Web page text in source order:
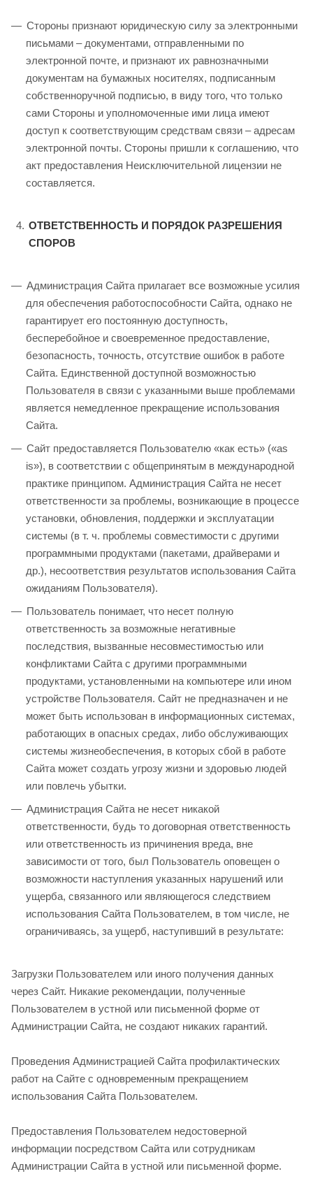
Стороны признают юридическую силу за электронными
письмами – документами, отправленными по
электронной почте, и признают их равнозначными
документам на бумажных носителях, подписанным
собственноручной подписью, в виду того, что только
сами Стороны и уполномоченные ими лица имеют
доступ к соответствующим средствам связи – адресам
электронной почты. Стороны пришли к соглашению, что
акт предоставления Неисключительной лицензии не
составляется.
ОТВЕТСТВЕННОСТЬ И ПОРЯДОК РАЗРЕШЕНИЯ
СПОРОВ
Администрация Сайта прилагает все возможные усилия
для обеспечения работоспособности Сайта, однако не
гарантирует его постоянную доступность,
бесперебойное и своевременное предоставление,
безопасность, точность, отсутствие ошибок в работе
Сайта. Единственной доступной возможностью
Пользователя в связи с указанными выше проблемами
является немедленное прекращение использования
Сайта.
Сайт предоставляется Пользователю «как есть» («as
is»), в соответствии с общепринятым в международной
практике принципом. Администрация Сайта не несет
ответственности за проблемы, возникающие в процессе
установки, обновления, поддержки и эксплуатации
системы (в т. ч. проблемы совместимости с другими
программными продуктами (пакетами, драйверами и
др.), несоответствия результатов использования Сайта
ожиданиям Пользователя).
Пользователь понимает, что несет полную
ответственность за возможные негативные
последствия, вызванные несовместимостью или
конфликтами Сайта с другими программными
продуктами, установленными на компьютере или ином
устройстве Пользователя. Сайт не предназначен и не
может быть использован в информационных системах,
работающих в опасных средах, либо обслуживающих
системы жизнеобеспечения, в которых сбой в работе
Сайта может создать угрозу жизни и здоровью людей
или повлечь убытки.
Администрация Сайта не несет никакой
ответственности, будь то договорная ответственность
или ответственность из причинения вреда, вне
зависимости от того, был Пользователь оповещен о
возможности наступления указанных нарушений или
ущерба, связанного или являющегося следствием
использования Сайта Пользователем, в том числе, не
ограничиваясь, за ущерб, наступивший в результате:
Загрузки Пользователем или иного получения данных
через Сайт. Никакие рекомендации, полученные
Пользователем в устной или письменной форме от
Администрации Сайта, не создают никаких гарантий.
Проведения Администрацией Сайта профилактических
работ на Сайте с одновременным прекращением
использования Сайта Пользователем.
Предоставления Пользователем недостоверной
информации посредством Сайта или сотрудникам
Администрации Сайта в устной или письменной форме.